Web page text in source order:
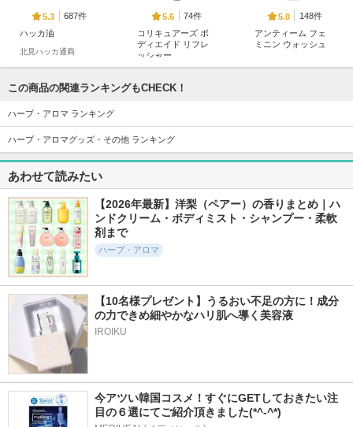
5.3
687件
ハッカ油
北見ハッカ通商
5.6
74件
コリキュアーズ ボ
ディエイド リフレ
ッシャー
5.0
148件
アンティーム フェ
ミニン ウォッシュ
5.4
5458件
RMK Wトリートメ
ントオイル
RMK
pucarito ルームフレ
グランスオイル tay
utau
ブレンドエッセンシ
ャルオイル 黒文字
と甘橙
2.0
3件
ジョホリズム ブレ
ンドエッセンシャル
オイル
生活の木
この商品の関連ランキングもCHECK！
ハーブ・アロマ ランキング
ハーブ・アロマグッズ・その他 ランキング
あわせて読みたい
【2026年最新】洋梨（ペアー）の香りまとめ｜ハ
ンドクリーム・ボディミスト・シャンプー・柔軟
剤まで
ハーブ・アロマ
【10名様プレゼント】うるおい不足の方に！成分
の力できめ細やかなハリ肌へ導く美容液
IROIKU
今アツい韓国コスメ！すぐにGETしておきたい注
目の６選にてご紹介頂きました(*^-^*)